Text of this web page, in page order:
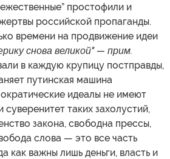
простофили и
российской пропаганды.
времени на продвижение идеи
снова великой" — прим.
в каждую крупицу постправды,
путинская машина
идеалы не имеют
суверенитет таких захолустий,
закона, свободна прессы,
слова — это все часть
как важны лишь деньги, власть и